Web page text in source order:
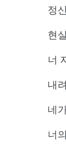
정
현
너
내
네
너